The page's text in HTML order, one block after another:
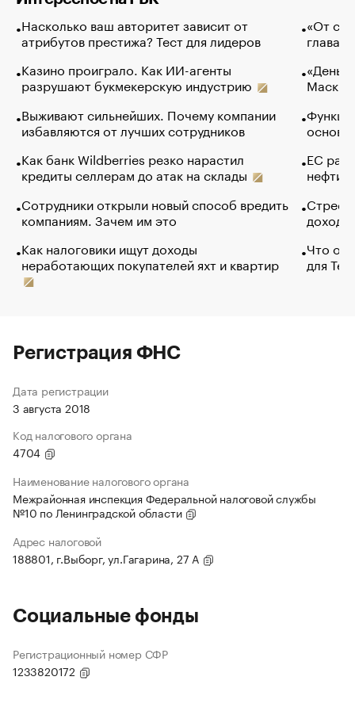
Насколько ваш авторитет зависит от
атрибутов престижа? Тест для лидеров
Казино проиграло. Как ИИ-агенты
разрушают букмекерскую индустрию
Выживают сильнейших. Почему компании
избавляются от лучших сотрудников
Как банк Wildberries резко нарастил
кредиты селлерам до атак на склады
Сотрудники открыли новый способ вредить
компаниям. Зачем им это
Как налоговики ищут доходы
неработающих покупателей яхт и квартир
«От
глава
Маск в
основ
ЕС
нефти
Что
для
Регистрация ФНС
Дата регистрации
3 августа 2018
Код налогового органа
4704
Наименование налогового органа
Межрайонная инспекция Федеральной налоговой службы
№10 по Ленинградской области
Адрес налоговой
188801, г.Выборг, ул.Гагарина, 27 А
Социальные фонды
Регистрационный номер СФР
1233820172